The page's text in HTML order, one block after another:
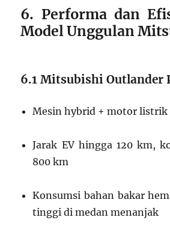
6. Performa dan
Model Unggulan
6.1 Mitsubishi Outlander
Mesin hybrid + motor listrik
Jarak EV hingga 120 km,
800 km
Konsumsi bahan bakar
tinggi di medan menanjak